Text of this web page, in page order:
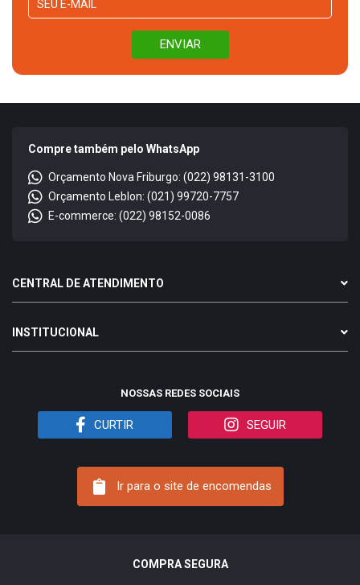
Compre também pelo WhatsApp
Orçamento Nova Friburgo: (022) 98131-3100
Orçamento Leblon: (021) 99720-7757
E-commerce: (022) 98152-0086
CENTRAL DE ATENDIMENTO
INSTITUCIONAL
NOSSAS REDES SOCIAIS
CURTIR SEGUIR
Ir para o site de encomendas
COMPRA SEGURA